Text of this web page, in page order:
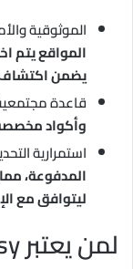
الموثوقية
المواقع يتم
يضمن اكتشاف
قاعدة
وأكواد
استمرارية
المدفوعة،
ليتوافق مع
لمن يعتبر Blocksy الخيار الأمثل؟